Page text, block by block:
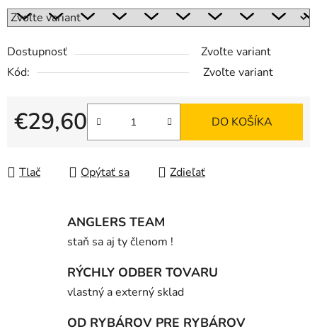
Dostupnosť
Zvoľte variant
Kód:
Zvoľte variant
€29,60
Jednotková cena:
DO KOŠÍKA
Tlač Opýtať sa Zdieľať
ANGLERS TEAM
staň sa aj ty členom !
RÝCHLY ODBER TOVARU
vlastný a externý sklad
OD RYBÁROV PRE RYBÁROV